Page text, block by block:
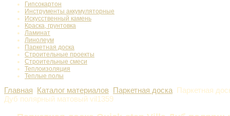
Гипсокартон
Инструменты аккумуляторные
Искусственный камень
Краска, грунтовка
Ламинат
Линолеум
Паркетная доска
Строительные проекты
Строительные смеси
Теплоизоляция
Теплые полы
Главная Каталог материалов Паркетная доска Паркетная
Дуб полярный матовый vil1359